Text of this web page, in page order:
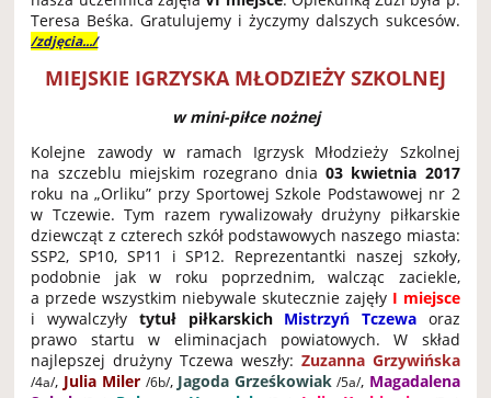
Teresa Beśka. Gratulujemy i życzymy dalszych sukcesów.
/zdjęcia.../
MIEJSKIE IGRZYSKA MŁODZIEŻY SZKOLNEJ
w mini-piłce nożnej
Kolejne zawody w ramach Igrzysk Młodzieży Szkolnej
na szczeblu miejskim rozegrano dnia03 kwietnia 2017
roku na „Orliku” przy Sportowej Szkole Podstawowej nr 2
w Tczewie. Tym razem rywalizowały drużyny piłkarskie
dziewcząt z czterech szkół podstawowych naszego miasta:
SSP2, SP10, SP11 i SP12. Reprezentantki naszej szkoły,
podobnie jak w roku poprzednim, walcząc zaciekle,
a przede wszystkim niebywale skutecznie zajęły I miejsce
i wywalczyły tytuł piłkarskich Mistrzyń Tczewaoraz
prawo startu w eliminacjach powiatowych. W skład
najlepszej drużyny Tczewa weszły: Zuzanna Grzywińska
/4a/, Julia Miler /6b/, Jagoda Grześkowiak /5a/, Magadalena